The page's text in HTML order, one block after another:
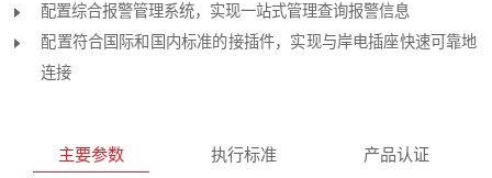
配置综合报警管理系统，实现一站式管理查询报警信息
配置符合国际和国内标准的接插件，实现与岸电插座快速可靠地
连接
主要参数 执行标准 产品认证